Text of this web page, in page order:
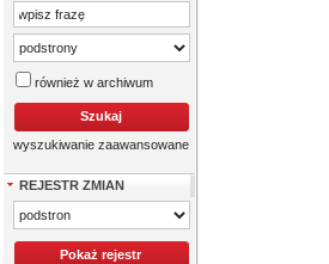
również w archiwum
wyszukiwanie zaawansowane
REJESTR ZMIAN